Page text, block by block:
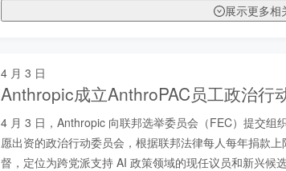
展示更多相
4 月 3 日
Anthropic成立AnthroPAC员工政治行
4 月 3 日，Anthropic 向联邦选举委员会（FEC）提交
愿出资的政治行动委员会，根据联邦法律每人每年捐款
督，定位为跨党派支持 AI 政策领域的现任议员和新兴候